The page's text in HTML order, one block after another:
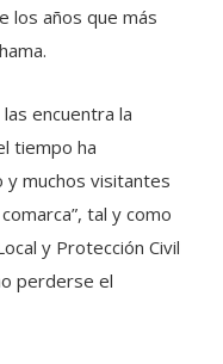
los años que más
encuentra la
tiempo ha
y muchos visitantes
tal y como
y Protección Civil
perderse el